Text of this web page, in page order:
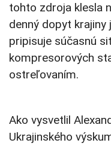
tohto zdroja klesla
denný dopyt krajiny
pripisuje súčasnú
kompresorových
ostreľovaním.
Ako vysvetlil
Ukrajinského